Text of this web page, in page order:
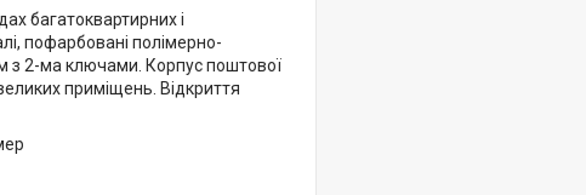
багатоквартирних і
пофарбовані полімерно-
з 2-ма ключами. Корпус поштової
приміщень. Відкриття